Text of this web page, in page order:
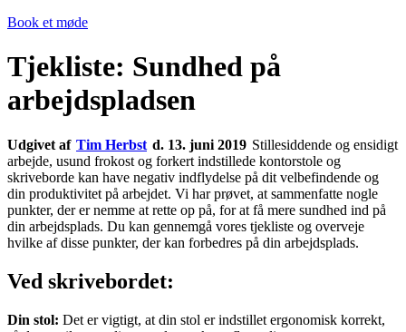
Book et møde
Tjekliste: Sundhed på
arbejdspladsen
Udgivet af Tim Herbst d. 13. juni 2019 Stillesiddende og ensidigt
arbejde, usund frokost og forkert indstillede kontorstole og
skriveborde kan have negativ indflydelse på dit velbefindende og
din produktivitet på arbejdet. Vi har prøvet, at sammenfatte nogle
punkter, der er nemme at rette op på, for at få mere sundhed ind på
din arbejdsplads. Du kan gennemgå vores tjekliste og overveje
hvilke af disse punkter, der kan forbedres på din arbejdsplads.
Ved skrivebordet:
Din stol: Det er vigtigt, at din stol er indstillet ergonomisk korrekt,